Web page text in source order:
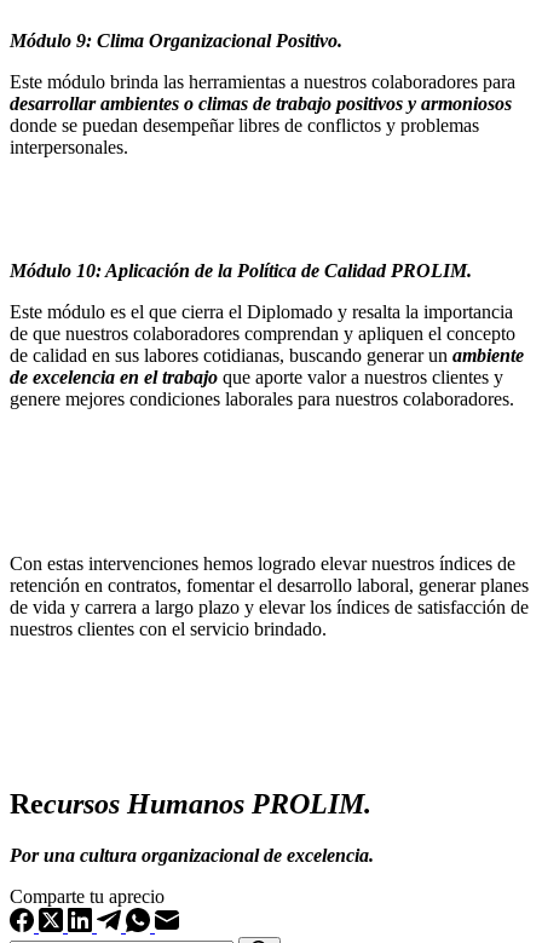
Módulo 9: Clima Organizacional Positivo.
Este módulo brinda las herramientas a nuestros colaboradores para
desarrollar ambientes o climas de trabajo positivos y armoniosos
donde se puedan desempeñar libres de conflictos y problemas
interpersonales.
Módulo 10: Aplicación de la Política de Calidad PROLIM.
Este módulo es el que cierra el Diplomado y resalta la importancia
de que nuestros colaboradores comprendan y apliquen el concepto
de calidad en sus labores cotidianas, buscando generar un ambiente
de excelencia en el trabajo que aporte valor a nuestros clientes y
genere mejores condiciones laborales para nuestros colaboradores.
Con estas intervenciones hemos logrado elevar nuestros índices de
retención en contratos, fomentar el desarrollo laboral, generar planes
de vida y carrera a largo plazo y elevar los índices de satisfacción de
nuestros clientes con el servicio brindado.
Recursos Humanos PROLIM.
Por una cultura organizacional de excelencia.
Comparte tu aprecio